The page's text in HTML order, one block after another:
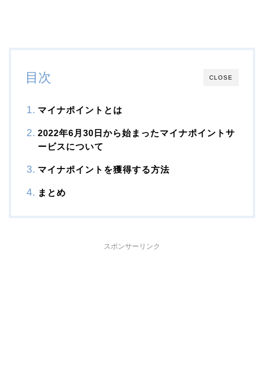
CLOSE
目次
マイナポイントとは
2022年6月30日から始まったマイナポイントサ
ービスについて
マイナポイントを獲得する方法
まとめ
スポンサーリンク